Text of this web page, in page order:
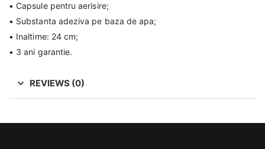
• Capsule pentru aerisire;
• Substanta adeziva pe baza de apa;
• Inaltime: 24 cm;
• 3 ani garantie.
REVIEWS (0)